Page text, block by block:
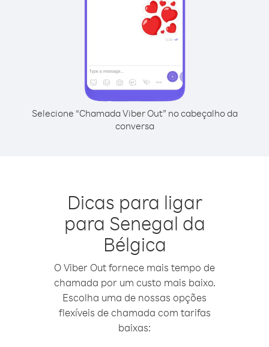
Selecione “Chamada Viber Out” no cabeçalho da
conversa
Dicas para ligar
para Senegal da
Bélgica
O Viber Out fornece mais tempo de
chamada por um custo mais baixo.
Escolha uma de nossas opções
flexíveis de chamada com tarifas
baixas: